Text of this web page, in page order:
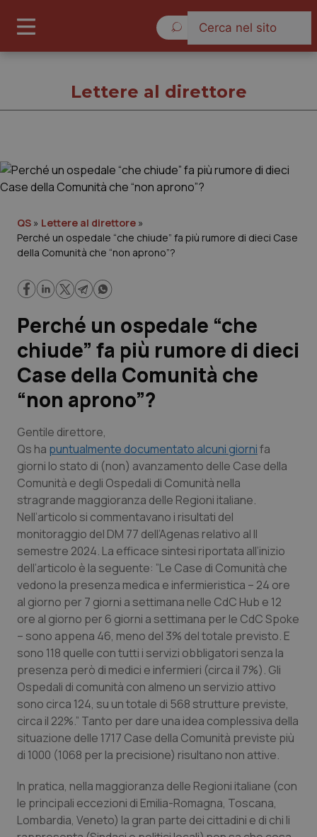
Governo e Parlamento
Regioni e Asl
Lavoro e Professioni
Scienza e Farmaci
Studi e Analisi
Lettere al direttore
Edizioni Regionali
QS Pro
Professionisti Sanitari.AI
Abruzzo
Basilicata
Calabria
Campania
Emilia-Romagna
Friuli Venezia Giulia
Lazio
Liguria
QS Pro Gold
Artrite & artrosi
Asma & BPCO
Car-T
Colesterolo & coronaropatie
Dermatite Atopica
Diabete & glucometri
Disturbi dell’umore
QS Club Newsletter
Lettere al direttore
QS » Lettere al direttore »
Perché un ospedale “che chiude” fa più rumore di dieci Case
della Comunità che “non aprono”?
Perché un ospedale “che
chiude” fa più rumore di dieci
Case della Comunità che
“non aprono”?
Gentile direttore,
Qs ha puntualmente documentato alcuni giornifa
giorni lo stato di (non) avanzamento delle Case della
Comunità e degli Ospedali di Comunità nella
stragrande maggioranza delle Regioni italiane.
Nell’articolo si commentavano i risultati del
monitoraggio del DM 77 dell’Agenas relativo al II
semestre 2024. La efficace sintesi riportata all’inizio
dell’articolo è la seguente: ”Le Case di Comunità che
vedono la presenza medica e infermieristica – 24 ore
al giorno per 7 giorni a settimana nelle CdC Hub e 12
ore al giorno per 6 giorni a settimana per le CdC Spoke
– sono appena 46, meno del 3% del totale previsto. E
sono 118 quelle con tutti i servizi obbligatori senza la
presenza però di medici e infermieri (circa il 7%). Gli
Ospedali di comunità con almeno un servizio attivo
sono circa 124, su un totale di 568 strutture previste,
circa il 22%.” Tanto per dare una idea complessiva della
situazione delle 1717 Case della Comunità previste più
di 1000 (1068 per la precisione) risultano non attive.
In pratica, nella maggioranza delle Regioni italiane (con
le principali eccezioni di Emilia-Romagna, Toscana,
Lombardia, Veneto) la gran parte dei cittadini e di chi li